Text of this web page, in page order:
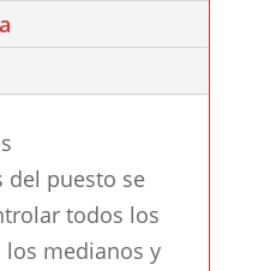
del puesto se
todos los
los medianos y